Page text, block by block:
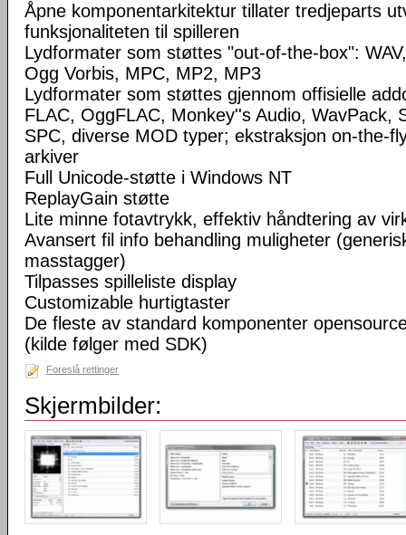
Åpne komponentarkitektur tillater tredjeparts
funksjonaliteten til spilleren
Lydformater som støttes "out-of-the-box":
Ogg Vorbis, MPC, MP2, MP3
Lydformater som støttes gjennom offisielle
FLAC, OggFLAC, Monkey''s Audio, WavPack,
SPC, diverse MOD typer; ekstraksjon on-the-
arkiver
Full Unicode-støtte i Windows NT
ReplayGain støtte
Lite minne fotavtrykk, effektiv håndtering av
Avansert fil info behandling muligheter
masstagger)
Tilpasses spilleliste display
Customizable hurtigtaster
De fleste av standard komponenter
(kilde følger med SDK)
Foreslå rettinger
Skjermbilder: